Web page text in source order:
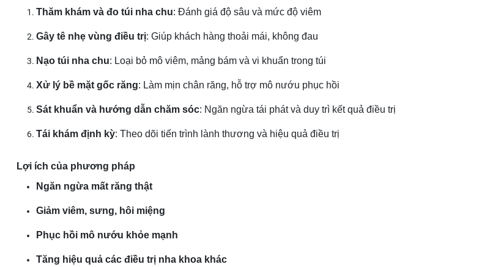
Thăm khám và đo túi nha chu: Đánh giá độ sâu và mức độ viêm
Gây tê nhẹ vùng điều trị: Giúp khách hàng thoải mái, không đau
Nạo túi nha chu: Loại bỏ mô viêm, mảng bám và vi khuẩn trong túi
Xử lý bề mặt gốc răng: Làm mịn chân răng, hỗ trợ mô nướu phục hồi
Sát khuẩn và hướng dẫn chăm sóc: Ngăn ngừa tái phát và duy trì kết quả điều trị
Tái khám định kỳ: Theo dõi tiến trình lành thương và hiệu quả điều trị
Lợi ích của phương pháp
Ngăn ngừa mất răng thật
Giảm viêm, sưng, hôi miệng
Phục hồi mô nướu khỏe mạnh
Tăng hiệu quả các điều trị nha khoa khác